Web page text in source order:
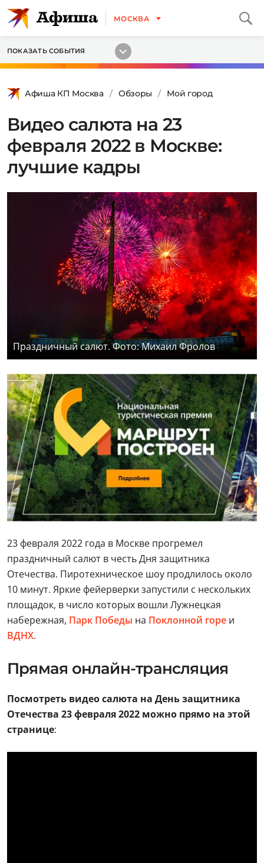
МОСКВА
ПОКАЗАТЬ СОБЫТИЯ
Афиша КП Москва Обзоры Мой город
Видео салюта на 23
февраля 2022 в Москве:
лучшие кадры
Праздничный салют. Фото: Михаил Фролов
23 февраля 2022 года в Москве прогремел
праздничный салют в честь Дня защитника
Отечества. Пиротехническое шоу продлилось около
10 минут. Яркие фейерверки запустили с нескольких
площадок, в число которых вошли Лужнецкая
набережная, Парк Победы на Поклонной горе и
ВДНХ.
Прямая онлайн-трансляция
Посмотреть видео салюта на День защитника
Отечества 23 февраля 2022 можно прямо на этой
странице: